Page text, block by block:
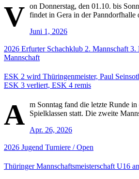
V on Donnerstag, den 01.10. bis
findet in Gera in der Panndorfhalle
Juni 1, 2026
2026 Erfurter Schachklub 2. Mannschaft 3.
Mannschaft
ESK 2 wird Thüringenmeister, Paul
ESK 3 verliert, ESK 4 remis
A m Sonntag fand die letzte Runde
Spielklassen statt. Die zweite
Apr. 26, 2026
2026 Jugend Turniere / Open
Thüringer Mannschaftsmeisterschaft U16